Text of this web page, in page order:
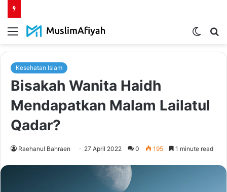
Menu
Switch
Kesehatan Islam
Bisakah Wanita Haidh
Mendapatkan Malam Lailatul
Qadar?
Raehanul Bahraen 27 April 2022 0 195 1 minute read